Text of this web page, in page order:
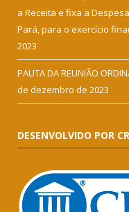
a Receita e fixa a
Pará, para o exercício
2023
PAUTA DA REUNIÃO
de dezembro de 2023
DESENVOLVIDO POR